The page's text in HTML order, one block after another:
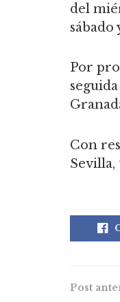
del
sábado
Por
Con
Sevilla,
Post